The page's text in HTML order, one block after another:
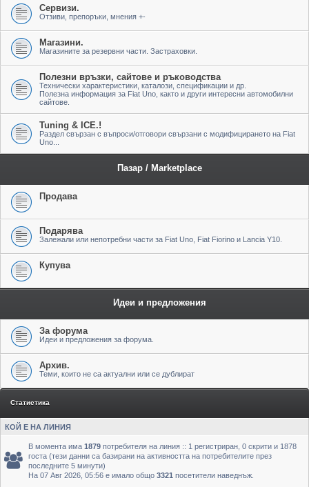
Сервизи.
Отзиви, препоръки, мнения +-
Магазини.
Магазините за резервни части. Застраховки.
Полезни връзки, сайтове и ръководства
Технически характеристики, каталози, спецификации и др.
Полезна информация за Fiat Uno, както и други интересни автомобилни
сайтове.
Tuning & ICE.!
Раздел свързан с въпроси/отговори свързани с модифицирането на Fiat
Uno...
Пазар / Marketplace
Продава
Подарява
Залежали или непотребни части за Fiat Uno, Fiat Fiorino и Lancia Y10.
Купува
Идеи и предложения
За форума
Идеи и предложения за форума.
Архив.
Теми, които не са актуални или се дублират
Статистика
КОЙ Е НА ЛИНИЯ
В момента има 1879 потребителя на линия :: 1 регистриран, 0 скрити и 1878
госта (тези данни са базирани на активността на потребителите през
последните 5 минути)
На 07 Авг 2026, 05:56 е имало общо 3321 посетители наведнъж.